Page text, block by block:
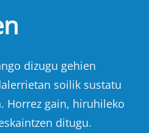
dizugu gehien
soilik sustatu
Horrez gain, hiruhileko
ditugu.